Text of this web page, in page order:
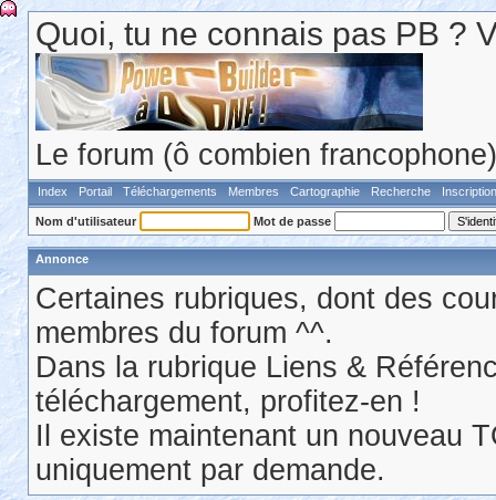
Quoi, tu ne connais pas PB ?
Le forum (ô combien
Index Portail Téléchargements Membres Cartographie Recherche Inscription
Nom d'utilisateur Mot de passe
Annonce
Certaines rubriques, dont des
membres du forum ^^.
Dans la rubrique Liens &
téléchargement, profitez-en !
Il existe maintenant un nouveau
uniquement par demande.